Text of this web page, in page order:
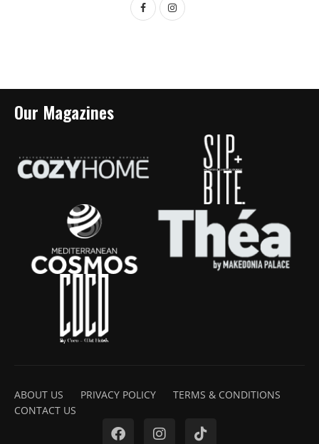
Our Magazines
ABOUT US PRIVACY POLICY
TERMS & CONDITIONS
CONTACT US